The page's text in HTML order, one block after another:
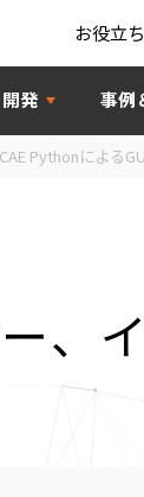
お役立
発 事例
Pythonによる
、